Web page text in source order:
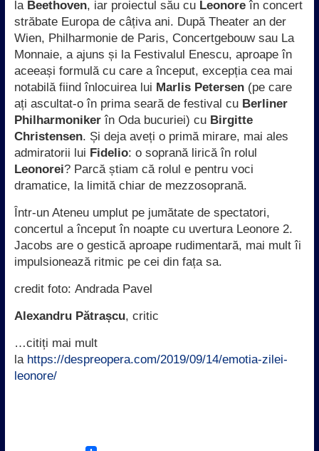
la Beethoven, iar proiectul său cu Leonoreîn concert
străbate Europa de câțiva ani. După Theater an der
Wien, Philharmonie de Paris, Concertgebouw sau La
Monnaie, a ajuns și la Festivalul Enescu, aproape în
aceeași formulă cu care a început, excepția cea mai
notabilă fiind înlocuirea lui Marlis Petersen(pe care
ați ascultat-o în prima seară de festival cu Berliner
Philharmonikerîn Oda bucuriei) cu Birgitte
Christensen. Și deja aveți o primă mirare, mai ales
admiratorii lui Fidelio: o soprană lirică în rolul
Leonorei? Parcă știam că rolul e pentru voci
dramatice, la limită chiar de mezzosoprană.
Într-un Ateneu umplut pe jumătate de spectatori,
concertul a început în noapte cu uvertura Leonore 2.
Jacobs are o gestică aproape rudimentară, mai mult îi
impulsionează ritmic pe cei din fața sa.
credit foto: Andrada Pavel
Alexandru Pătrașcu, critic
…citiți mai mult
la https://despreopera.com/2019/09/14/emotia-zilei-
leonore/